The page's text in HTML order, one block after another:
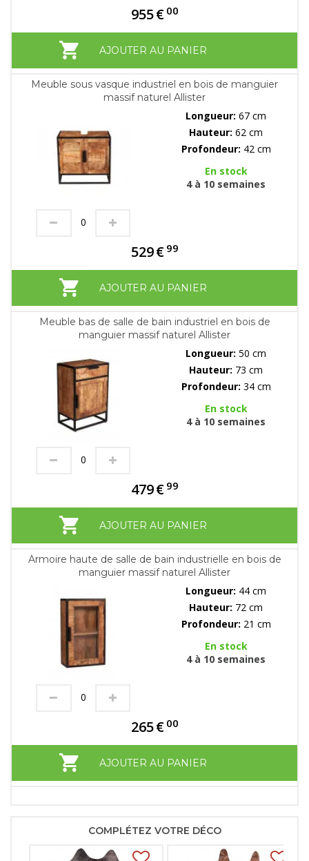
955€ 00
AJOUTER AU PANIER
Meuble sous vasque industriel en bois de manguier
massif naturel Allister
Longueur: 67 cm
Hauteur: 62 cm
Profondeur: 42 cm
En stock
4 à 10 semaines
529€ 99
AJOUTER AU PANIER
Meuble bas de salle de bain industriel en bois de
manguier massif naturel Allister
Longueur: 50 cm
Hauteur: 73 cm
Profondeur: 34 cm
En stock
4 à 10 semaines
479€ 99
AJOUTER AU PANIER
Armoire haute de salle de bain industrielle en bois de
manguier massif naturel Allister
Longueur: 44 cm
Hauteur: 72 cm
Profondeur: 21 cm
En stock
4 à 10 semaines
265€ 00
AJOUTER AU PANIER
COMPLÉTEZ VOTRE DÉCO